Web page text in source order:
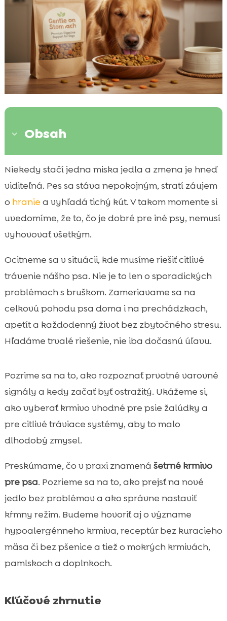
3 Obsah
 Prečo majú citlivé psy špeciálne potreby pri
kŕmení
Ako rozoznáme citlivé trávenie a kedy
hlavné výhody

Hypoalergénne krmivo vs. „sensitive“: aký je
črevá
Najčastejšie chyby pri výbere krmiva pre
citlivého psa
 Správny prechod na nové krmivo bez
 Režim kŕmenia a porcie pre lepšie trávenie
CricksyDog ako voľba pre citlivé psy: bez
Mokré krmivo Ely a jeho miesto v jedálničku
citlivých psov
Pamlsky bez výčitiek: MeatLover ako 100 %
Doplnky a starostlivosť pre citlivých psov:
Twinky, Chloé, Mr. Easy a Denty
Záver
 FAQ
Niekedy stačí jedna miska jedla a zmena je hneď
viditeľná. Pes sa stáva nepokojným, stratí záujem
o hranie a vyhľadá tichý kút. V takom momente si
uvedomíme, že to, čo je dobré pre iné psy, nemusí
vyhovovať všetkým.
Ocitneme sa v situácii, kde musíme riešiť citlivé
trávenie nášho psa. Nie je to len o sporadických
problémoch s bruškom. Zameriavame sa na
celkovú pohodu psa doma i na prechádzkach,
apetít a každodenný život bez zbytočného stresu.
Hľadáme trvalé riešenie, nie iba dočasnú úľavu.
Pozrime sa na to, ako rozpoznať prvotné varovné
signály a kedy začať byť ostražitý. Ukážeme si,
ako vyberať krmivo vhodné pre psie žalúdky a
pre citlivé tráviace systémy, aby to malo
dlhodobý zmysel.
Preskúmame, čo v praxi znamená šetrné krmivo
pre psa. Pozrieme sa na to, ako prejsť na nové
jedlo bez problémov a ako správne nastaviť
kŕmny režim. Budeme hovoriť aj o význame
hypoalergénneho krmiva, receptúr bez kuracieho
mäsa či bez pšenice a tiež o mokrých krmivách,
pamlskoch a doplnkoch.
Kľúčové zhrnutie